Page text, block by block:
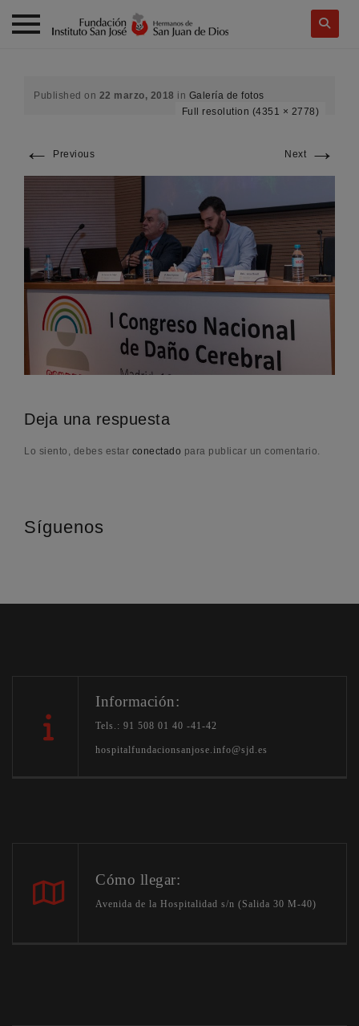
Published on 22 marzo, 2018 in Galería de fotos
Full resolution (4351 × 2778)
← Previous Next →
Deja una respuesta
Lo siento, debes estar conectado para publicar un comentario.
Síguenos
Información:
Tels.: 91 508 01 40 -41-42
hospitalfundacionsanjose.info@sjd.es
Cómo llegar:
Avenida de la Hospitalidad s/n (Salida 30 M-40)